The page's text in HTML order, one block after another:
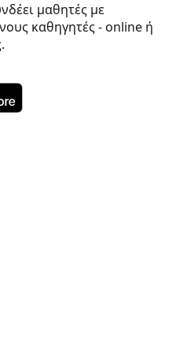
μαθητές με
καθηγητές - online ή